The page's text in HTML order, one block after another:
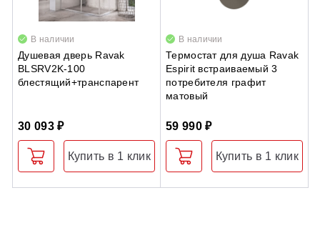
В наличии
Душевая дверь Ravak
BLSRV2K-100
блестящий+транспарент
30 093 ₽
Купить в 1 клик
В наличии
Термостат для душа Ravak
Espirit встраиваемый 3
потребителя графит
матовый
59 990 ₽
Купить в 1 клик